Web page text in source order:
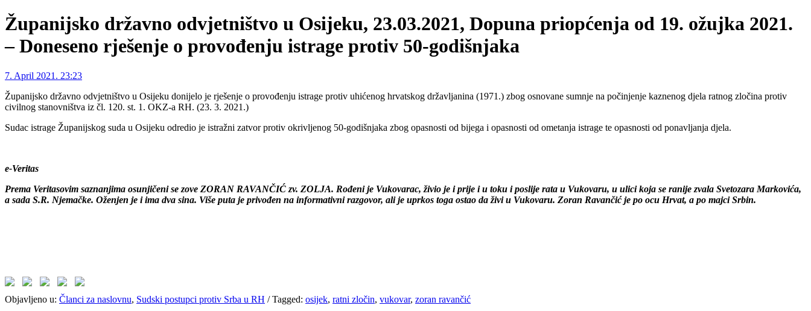
Županijsko državno odvjetništvo u Osijeku, 23.03.2021, Dopuna priopćenja od 19. ožujka 2021.
– Doneseno rješenje o provođenju istrage protiv 50-godišnjaka
7. April 2021. 23:23
Županijsko državno odvjetništvo u Osijeku donijelo je rješenje o provođenju istrage protiv uhićenog hrvatskog državljanina (1971.) zbog osnovane sumnje na počinjenje kaznenog djela ratnog zločina protiv
civilnog stanovništva iz čl. 120. st. 1. OKZ-a RH. (23. 3. 2021.)
Sudac istrage Županijskog suda u Osijeku odredio je istražni zatvor protiv okrivljenog 50-godišnjaka zbog opasnosti od bijega i opasnosti od ometanja istrage te opasnosti od ponavljanja djela.
e-Veritas
Prema Veritasovim saznanjima osunjičeni se zove ZORAN RAVANČIĆ zv. ZOLJA. Rođeni je Vukovarac, živio je i prije i u toku i poslije rata u Vukovaru, u ulici koja se ranije zvala Svetozara Markovića,
a sada S.R. Njemačke. Oženjen je i ima dva sina. Više puta je privođen na informativni razgovor, ali je uprkos toga ostao da živi u Vukovaru. Zoran Ravančić je po ocu Hrvat, a po majci Srbin.
Objavljeno u: Članci za naslovnu, Sudski postupci protiv Srba u RH /Tagged: osijek, ratni zločin, vukovar, zoran ravančić